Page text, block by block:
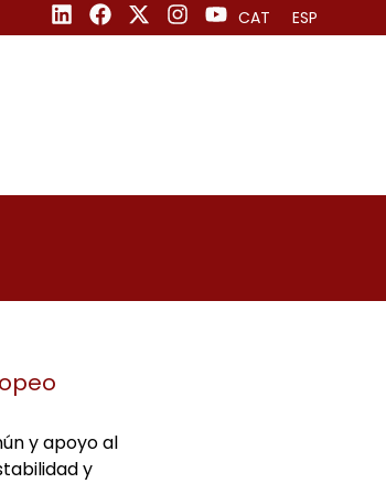
CAT ESP
y apoyo al
y